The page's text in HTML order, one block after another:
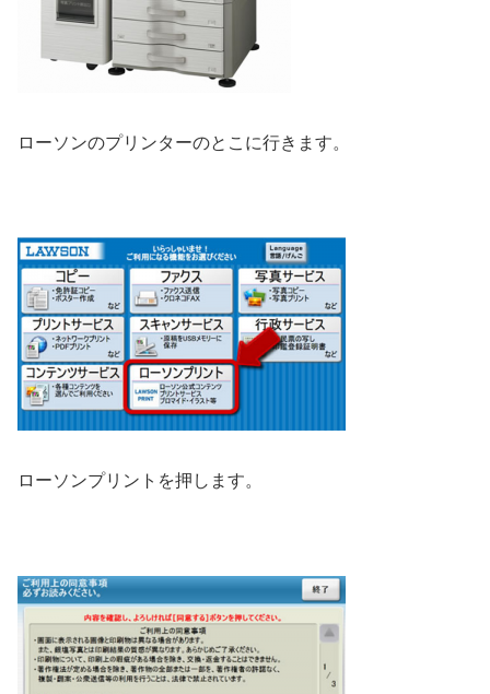
ローソンのプリンターのとこに行きます。
ローソンプリントを押します。